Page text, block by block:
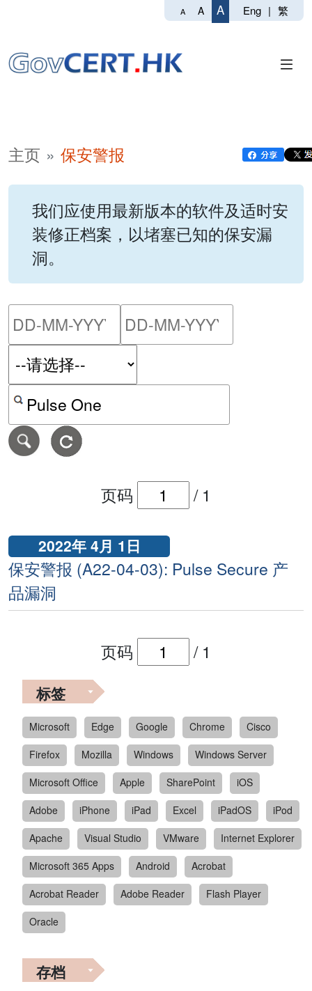
A A A Eng | 繁
主页 保安警报
我们应使用最新版本的软件及适时安
装修正档案，以堵塞已知的保安漏
洞。
请输入搜索日期范围的开
按关键字或 CVE ID 搜寻保安警报
页码 / 1
2022年 4月 1日
保安警报 (A22-04-03): Pulse Secure 产
品漏洞
页码 / 1
标签
Microsoft Edge Google Chrome
Cisco
Firefox
Mozilla Windows
Windows Server
Microsoft Office
Apple SharePoint
iOS
Adobe
iPhone iPad Excel iPadOS
iPod
Apache
Visual Studio VMware
Internet Explorer
Microsoft 365 Apps
Android
Acrobat
Acrobat Reader
Adobe Reader
Flash Player
Oracle
存档